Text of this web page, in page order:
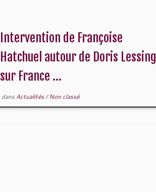
Intervention de Françoise
Hatchuel autour de Doris Lessing
sur France ...
dans Actualités/Non classé